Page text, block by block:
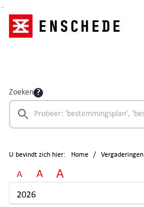
Zoeken
U bevindt zich hier: Home Vergaderingen
A A A
2026